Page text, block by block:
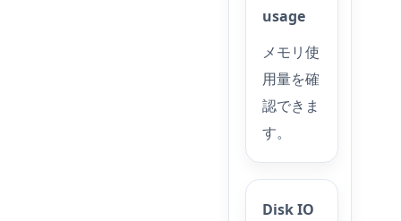
usage
メモリ使
用量を確
認できま
す。
Disk IO